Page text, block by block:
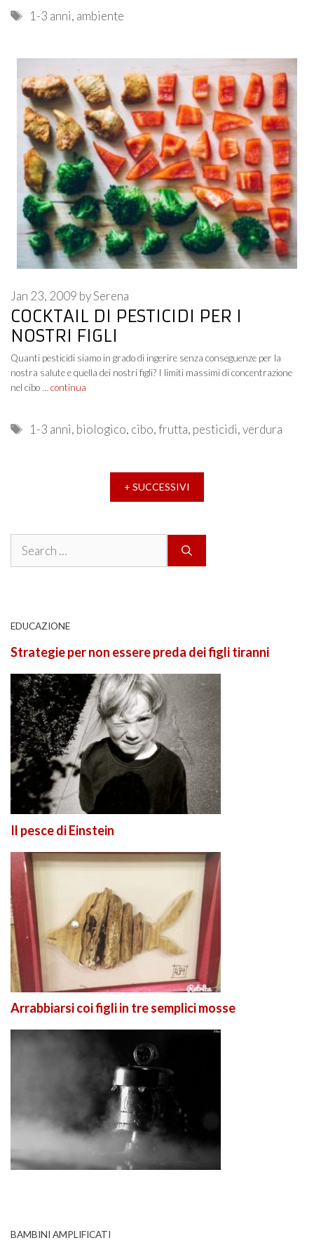
Tags
1-3 anni, ambiente
COCKTAIL DI PESTICIDI PER I
NOSTRI FIGLI
Jan 23, 2009 bySerena
Quanti pesticidi siamo in grado di ingerire senza conseguenze per la
nostra salute e quella dei nostri figli? I limiti massimi di concentrazione
nel cibo … continua
Tags
1-3 anni, biologico, cibo,frutta, pesticidi,verdura
+ SUCCESSIVI
Search
EDUCAZIONE
Strategie per non essere preda dei figli tiranni
Il pesce di Einstein
Arrabbiarsi coi figli in tre semplici mosse
BAMBINI AMPLIFICATI